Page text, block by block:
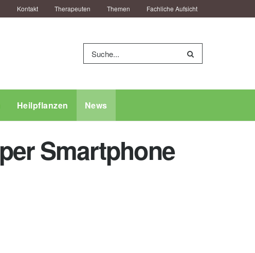
Kontakt Therapeuten Themen Fachliche Aufsicht
Heilpflanzen News
Smartphone